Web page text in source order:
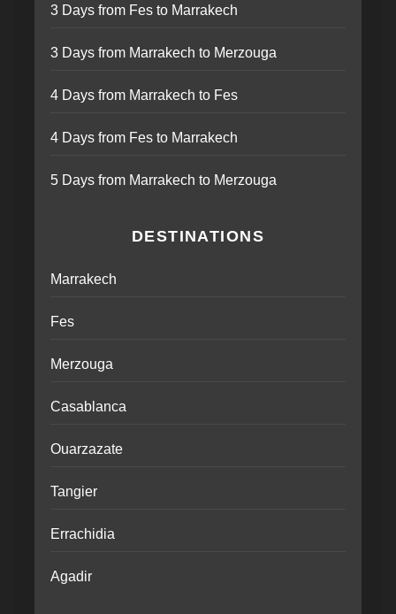
3 Days from Fes to Marrakech
3 Days from Marrakech to Merzouga
4 Days from Marrakech to Fes
4 Days from Fes to Marrakech
5 Days from Marrakech to Merzouga
DESTINATIONS
Marrakech
Fes
Merzouga
Casablanca
Ouarzazate
Tangier
Errachidia
Agadir